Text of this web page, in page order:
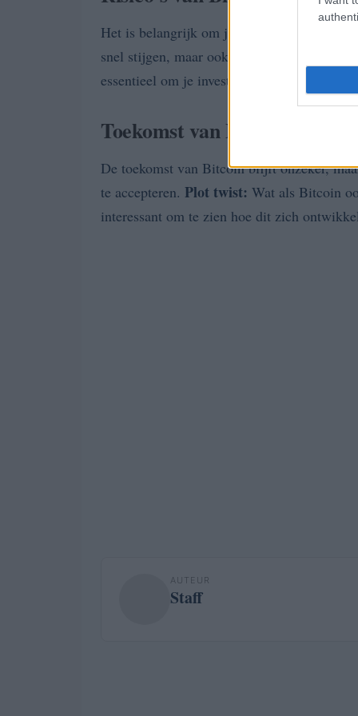
Het is belangrijk om je bewust te zijn van de
snel stijgen, maar ook snel dalen. Wie
essentieel om je investering goed te
Toekomst van Bitcoin
De toekomst van Bitcoin blijft onzeker,
te accepteren. Plot twist: Wat als Bitcoin
interessant om te zien hoe dit zich
AUTEUR
Staff